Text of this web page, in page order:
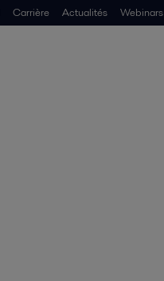
Carrière Actualités Webinars